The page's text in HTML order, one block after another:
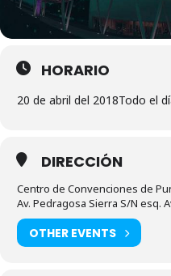
HORARIO
20 de abril del 2018Todo el
DIRECCIÓN
Centro de Convenciones de
Av. Pedragosa Sierra S/N esq.
OTHER EVENTS